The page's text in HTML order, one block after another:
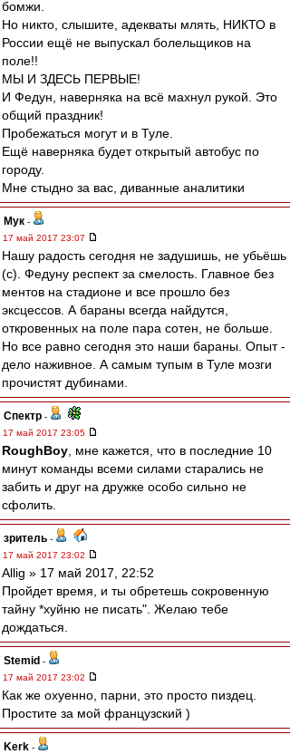
бомжи.
Но никто, слышите, адекваты млять, НИКТО в
России ещё не выпускал болельщиков на
поле!!
МЫ И ЗДЕСЬ ПЕРВЫЕ!
И Федун, наверняка на всё махнул рукой. Это
общий праздник!
Пробежаться могут и в Туле.
Ещё наверняка будет открытый автобус по
городу.
Мне стыдно за вас, диванные аналитики
Мук -
17 май 2017 23:07
Нашу радость сегодня не задушишь, не убьёшь
(с). Федуну респект за смелость. Главное без
ментов на стадионе и все прошло без
эксцессов. А бараны всегда найдутся,
откровенных на поле пара сотен, не больше.
Но все равно сегодня это наши бараны. Опыт -
дело наживное. А самым тупым в Туле мозги
прочистят дубинами.
Спектр -
17 май 2017 23:05
RoughBoy , мне кажется, что в последние 10
минут команды всеми силами старались не
забить и друг на дружке особо сильно не
сфолить.
зpитель -
17 май 2017 23:02
Allig » 17 май 2017, 22:52
Пройдет время, и ты обретешь сокровенную
тайну *хуйню не писать". Желаю тебе
дождаться.
Stemid -
17 май 2017 23:02
Как же охуенно, парни, это просто пиздец.
Простите за мой французский )
Kerk -